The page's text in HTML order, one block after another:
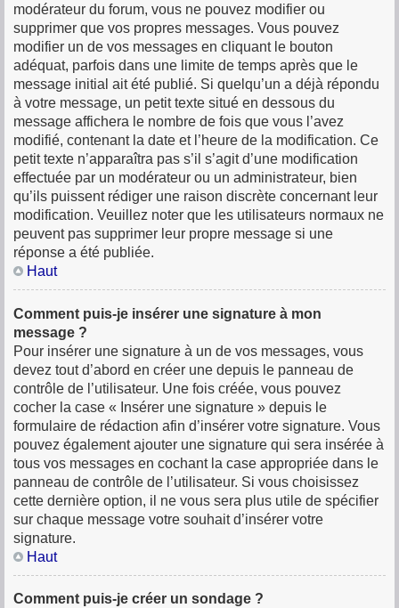
modérateur du forum, vous ne pouvez modifier ou
supprimer que vos propres messages. Vous pouvez
modifier un de vos messages en cliquant le bouton
adéquat, parfois dans une limite de temps après que le
message initial ait été publié. Si quelqu’un a déjà répondu
à votre message, un petit texte situé en dessous du
message affichera le nombre de fois que vous l’avez
modifié, contenant la date et l’heure de la modification. Ce
petit texte n’apparaîtra pas s’il s’agit d’une modification
effectuée par un modérateur ou un administrateur, bien
qu’ils puissent rédiger une raison discrète concernant leur
modification. Veuillez noter que les utilisateurs normaux ne
peuvent pas supprimer leur propre message si une
réponse a été publiée.
Haut
Comment puis-je insérer une signature à mon
message ?
Pour insérer une signature à un de vos messages, vous
devez tout d’abord en créer une depuis le panneau de
contrôle de l’utilisateur. Une fois créée, vous pouvez
cocher la case « Insérer une signature » depuis le
formulaire de rédaction afin d’insérer votre signature. Vous
pouvez également ajouter une signature qui sera insérée à
tous vos messages en cochant la case appropriée dans le
panneau de contrôle de l’utilisateur. Si vous choisissez
cette dernière option, il ne vous sera plus utile de spécifier
sur chaque message votre souhait d’insérer votre
signature.
Haut
Comment puis-je créer un sondage ?